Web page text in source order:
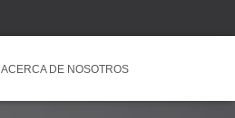
ACERCA DE NOSOTROS